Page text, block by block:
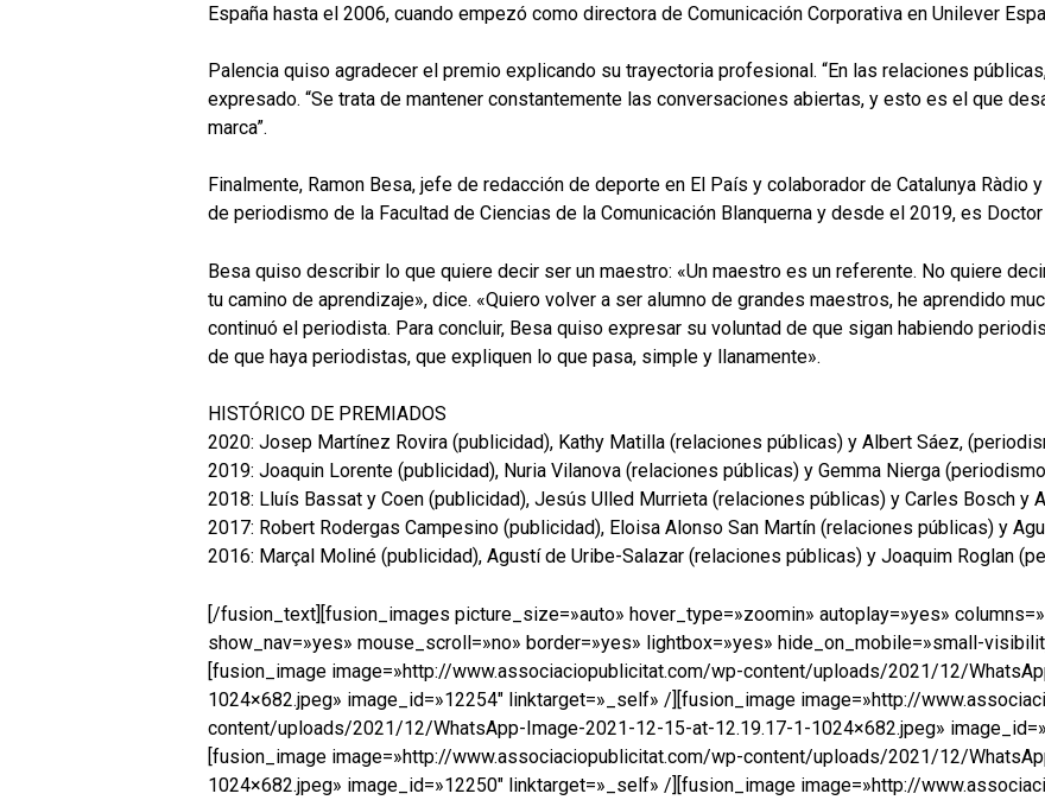
España hasta el 2006, cuando empezó como directora de Comunicación Corporativa en Unilever
Palencia quiso agradecer el premio explicando su trayectoria profesional. “En las relaciones
expresado. “Se trata de mantener constantemente las conversaciones abiertas, y esto es el que
marca”.
Finalmente, Ramon Besa, jefe de redacción de deporte en El País y colaborador de Catalunya Ràdio
de periodismo de la Facultad de Ciencias de la Comunicación Blanquerna y desde el 2019, es
Besa quiso describir lo que quiere decir ser un maestro: «Un maestro es un referente. No quiere
tu camino de aprendizaje», dice. «Quiero volver a ser alumno de grandes maestros, he aprendido
continuó el periodista. Para concluir, Besa quiso expresar su voluntad de que sigan habiendo
de que haya periodistas, que expliquen lo que pasa, simple y llanamente».
HISTÓRICO DE PREMIADOS
2020: Josep Martínez Rovira (publicidad), Kathy Matilla (relaciones públicas) y Albert Sáez,
2019: Joaquin Lorente (publicidad), Nuria Vilanova (relaciones públicas) y Gemma Nierga
2018: Lluís Bassat y Coen (publicidad), Jesús Ulled Murrieta (relaciones públicas) y Carles Bosch y
2017: Robert Rodergas Campesino (publicidad), Eloisa Alonso San Martín (relaciones públicas) y
2016: Marçal Moliné (publicidad), Agustí de Uribe-Salazar (relaciones públicas) y Joaquim Roglan
[/fusion_text][fusion_images picture_size=»auto» hover_type=»zoomin» autoplay=»yes»
show_nav=»yes» mouse_scroll=»no» border=»yes» lightbox=»yes» hide_on_mobile=»small-
[fusion_image image=»http://www.associaciopublicitat.com/wp-content/uploads/2021/12/
1024×682.jpeg» image_id=»12254″ linktarget=»_self» /][fusion_image image=»http://
content/uploads/2021/12/WhatsApp-Image-2021-12-15-at-12.19.17-1-1024×682.jpeg»
[fusion_image image=»http://www.associaciopublicitat.com/wp-content/uploads/2021/12/
1024×682.jpeg» image_id=»12250″ linktarget=»_self» /][fusion_image image=»http://